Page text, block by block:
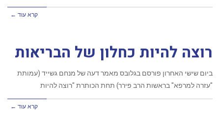
קרא עוד ←
רוצה להיות כחלון של הבריאות
ביום שישי האחרון פורסם בגלובס מאמר דעה של מנחם גשייד (עמותת
"עזרה למרפא" בראשות הרב פירר) תחת הכותרת "רוצה להיות
קרא עוד ←